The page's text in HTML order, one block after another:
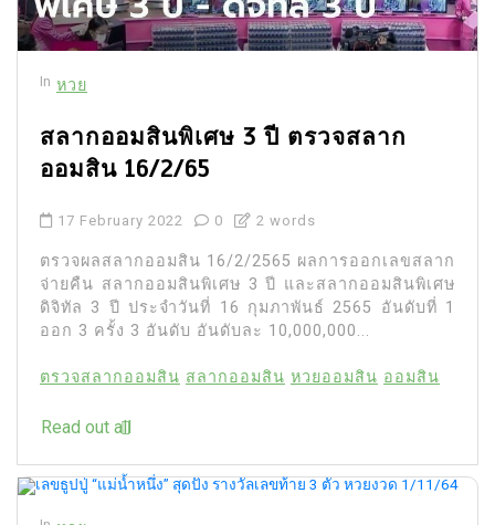
In หวย
สลากออมสินพิเศษ 3 ปี ตรวจสลาก
ออมสิน 16/2/65
17 February 2022 0 2 words
ตรวจผลสลากออมสิน 16/2/2565 ผลการออกเลขสลาก
จ่ายคืน สลากออมสินพิเศษ 3 ปี และสลากออมสินพิเศษ
ดิจิทัล 3 ปี ประจำวันที่ 16 กุมภาพันธ์ 2565 อันดับที่ 1
ออก 3 ครั้ง 3 อันดับ อันดับละ 10,000,000...
ตรวจสลากออมสิน สลากออมสิน หวยออมสิน ออมสิน
Read out all